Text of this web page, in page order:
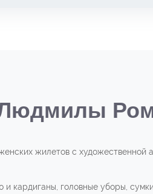
Людмилы
жилетов с художественной
и кардиганы, головные уборы,